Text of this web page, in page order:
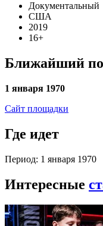
Документальный
США
2019
16+
Ближайший
1 января 1970
Сайт площадки
Где идет
Период: 1 января 1970
Интересные